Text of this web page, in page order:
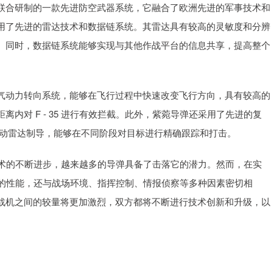
研制的一款先进防空武器系统，它融合了欧洲先进的军事技术和
先进的雷达技术和数据链系统。其雷达具有较高的灵敏度和分辨
时，数据链系统能够实现与其他作战平台的信息共享，提高整个
力转向系统，能够在飞行过程中快速改变飞行方向，具有较高的
内对 F - 35 进行有效拦截。此外，紫菀导弹还采用了先进的复
达制导，能够在不同阶段对目标进行精确跟踪和打击。
不断进步，越来越多的导弹具备了击落它的潜力。然而，在实
能，还与战场环境、指挥控制、情报侦察等多种因素密切相
之间的较量将更加激烈，双方都将不断进行技术创新和升级，以